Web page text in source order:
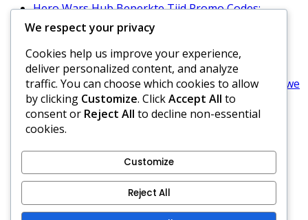
Hero Wars Hub Beperkte Tijd Promo Codes:
Speciale evenementen, Unieke beloningen,
Beschikbaarheid
Hero Wars Dominion Era Energiecodes: Laatste
codes, Gebruik, Voordelen
Hero Wars Hub Smaragden Promotiecodes: Nieuwe
codes, Vervaldatums, Inwisselingsproces
Hero Wars Hub Promotiecodes Voor Gilden:
Gildevoordelen, Activatie, Beloningen
instellen, Herinneringen, Updates
Cookies en tracking
Beleid gegevensbescherming
Servicevoorwaarden
We respect your privacy
Cookies help us improve your experience,
deliver personalized content, and analyze
traffic. You can choose which cookies to allow
by clicking Customize. ClickAccept All to
consent or Reject All to decline non-essential
cookies.
Customize
Reject All